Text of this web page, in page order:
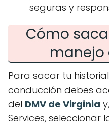
seguras y
Cómo
manejo
Para sacar tu
conducción debes
del DMV de Virginia
Services, seleccionar